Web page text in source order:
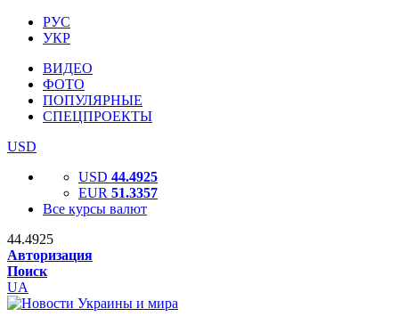
РУС
УКР
ВИДЕО
ФОТО
ПОПУЛЯРНЫЕ
СПЕЦПРОЕКТЫ
USD
USD 44.4925
EUR 51.3357
Все курсы валют
44.4925
Авторизация
Поиск
UA